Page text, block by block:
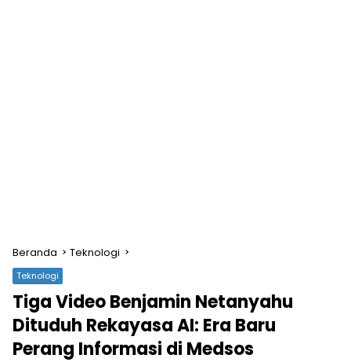
Beranda Teknologi
Teknologi
Tiga Video Benjamin Netanyahu
Dituduh Rekayasa AI: Era Baru
Perang Informasi di Medsos